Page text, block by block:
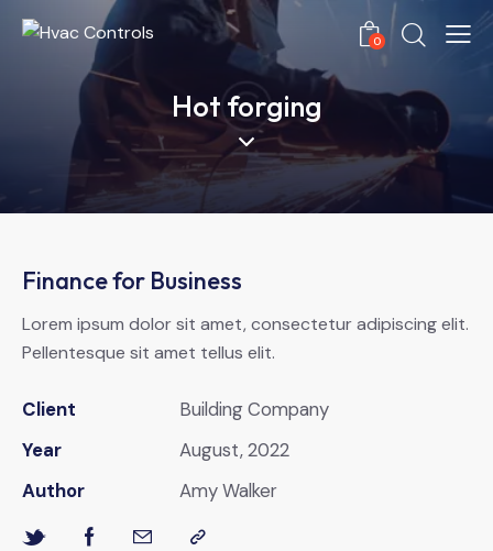
0
Hot forging
Finance for Business
Lorem ipsum dolor sit amet, consectetur adipiscing elit.
Pellentesque sit amet tellus elit.
Client
Building Company
Year
August, 2022
Author
Amy Walker